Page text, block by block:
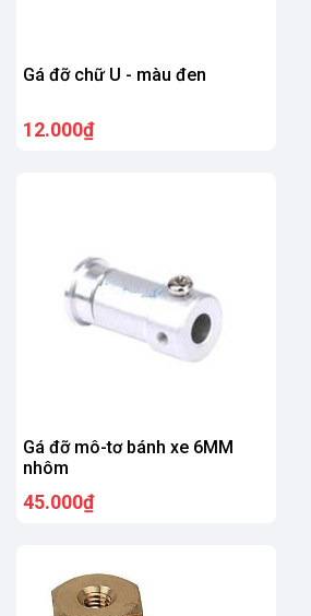
Gá đỡ chữ U - màu đen
12.000₫
Gá đỡ mô-tơ bánh xe 6MM
nhôm
45.000₫